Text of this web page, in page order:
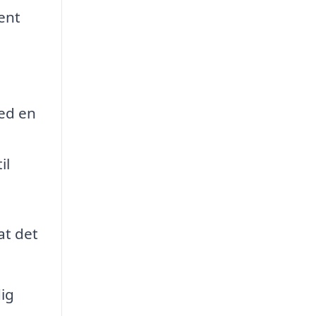
en
det